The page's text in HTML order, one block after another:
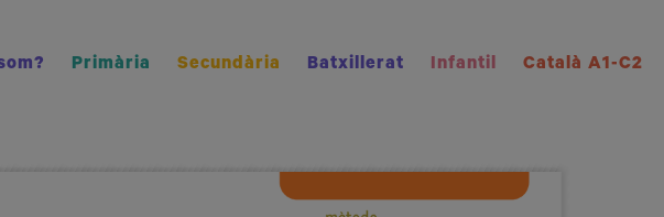
Primària Secundària Batxillerat Infantil Català A1-C2